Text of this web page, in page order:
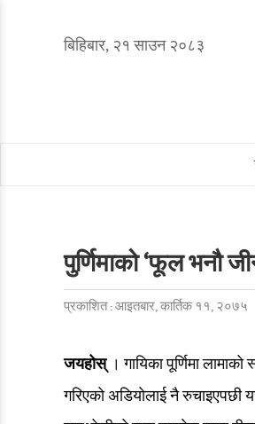
बिहिबार, २१ साउन २०८३
पुर्णिमाको ‘फूल भनौ
प्रकाशित : आइतबार, कार्तिक ११, २०७५
जयहोस्। गायिका पूर्णिमा
गरिएको अडियोलाई नै